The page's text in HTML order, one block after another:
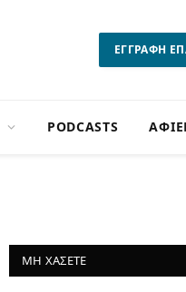
ΕΓΓΡΑΦΗ
PODCASTS
ΜΗ ΧΑΣΕΤΕ